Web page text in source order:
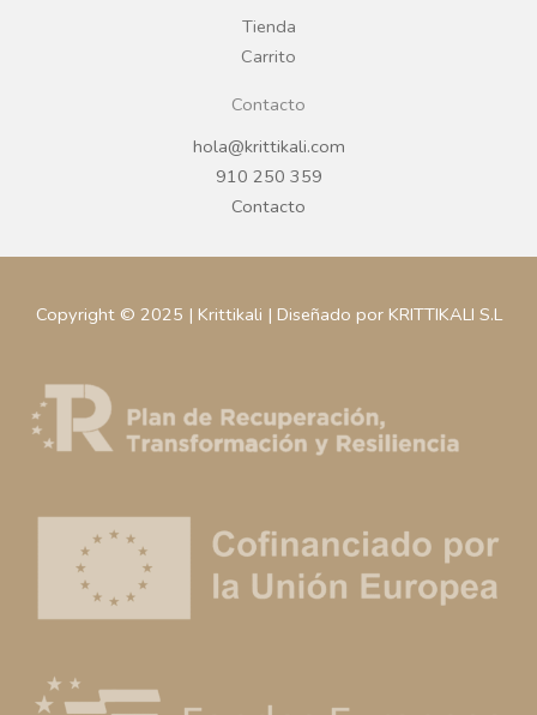
Tienda
Carrito
Contacto
hola@krittikali.com
910 250 359
Contacto
Copyright © 2025 | Krittikali | Diseñado por KRITTIKALI S.L